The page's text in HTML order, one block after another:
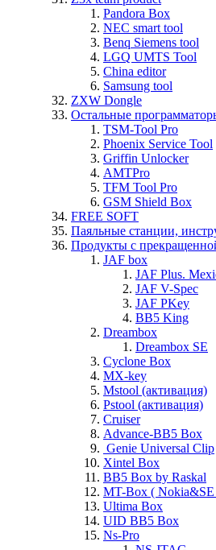
Pandora Box
NEC smart tool
Benq Siemens tool
LGQ UMTS Tool
China editor
Samsung tool
ZXW Dongle
Остальные
TSM-Tool Pro
Phoenix Service Tool
Griffin Unlocker
AMTPro
TFM Tool Pro
GSM Shield Box
FREE SOFT
Паяльные станции,
Продукты с
JAF box
JAF Plus.
JAF V-Spec
JAF PKey
BB5 King
Dreambox
Dreambox SE
Cyclone Box
MX-key
Mstool (активация)
Pstool (активация)
Cruiser
Advance-BB5 Box
Genie Universal Clip
Xintel Box
BB5 Box by Raskal
MT-Box (
Ultima Box
UID BB5 Box
Ns-Pro